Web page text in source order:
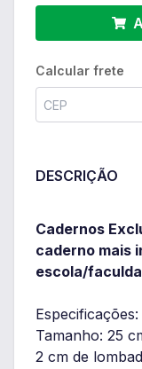
Calcular frete
DESCRIÇÃO
Cadernos
caderno mais
escola/
Especificações:
Tamanho: 25
2 cm de